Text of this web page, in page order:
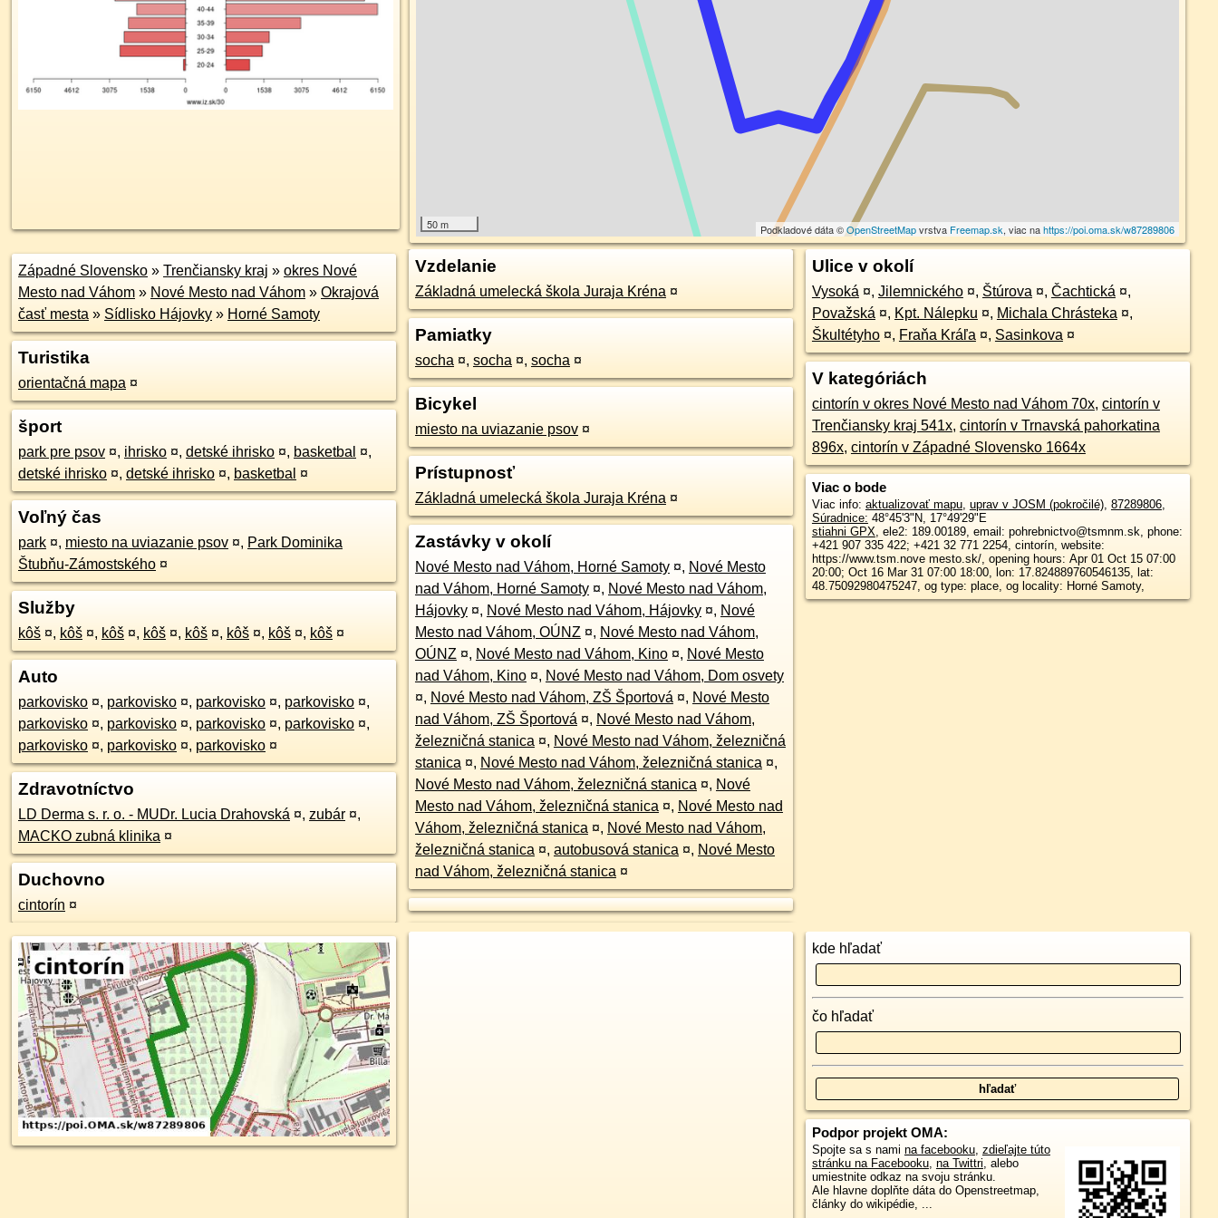
50 m Podkladové dáta ©OpenStreetMapvrstva Freemap.sk, viac nahttps://poi.oma.sk/w87289806
Západné Slovensko » Trenčiansky kraj » okres Nové
Mesto nad Váhom » Nové Mesto nad Váhom » Okrajová
časť mesta » Sídlisko Hájovky » Horné Samoty
Turistika
orientačná mapa ¤
šport
park pre psov ¤, ihrisko ¤, detské ihrisko ¤, basketbal ¤,
detské ihrisko ¤, detské ihrisko ¤, basketbal ¤
Voľný čas
park ¤, miesto na uviazanie psov ¤, Park Dominika
Štubňu-Zámostského ¤
Služby
kôš ¤, kôš ¤, kôš ¤, kôš ¤, kôš ¤, kôš ¤, kôš ¤, kôš ¤
Auto
parkovisko ¤, parkovisko ¤, parkovisko ¤, parkovisko ¤,
parkovisko ¤, parkovisko ¤, parkovisko ¤, parkovisko ¤,
parkovisko ¤, parkovisko ¤, parkovisko ¤
Zdravotníctvo
LD Derma s. r. o. - MUDr. Lucia Drahovská ¤, zubár ¤,
MACKO zubná klinika ¤
Duchovno
cintorín ¤
Vzdelanie
Základná umelecká škola Juraja Kréna ¤
Pamiatky
socha ¤, socha ¤, socha ¤
Bicykel
miesto na uviazanie psov ¤
Prístupnosť
Základná umelecká škola Juraja Kréna ¤
Zastávky v okolí
Nové Mesto nad Váhom, Horné Samoty ¤, Nové Mesto
nad Váhom, Horné Samoty ¤, Nové Mesto nad Váhom,
Hájovky ¤, Nové Mesto nad Váhom, Hájovky ¤, Nové
Mesto nad Váhom, OÚNZ ¤, Nové Mesto nad Váhom,
OÚNZ ¤, Nové Mesto nad Váhom, Kino ¤, Nové Mesto
nad Váhom, Kino ¤, Nové Mesto nad Váhom, Dom osvety
¤, Nové Mesto nad Váhom, ZŠ Športová ¤, Nové Mesto
nad Váhom, ZŠ Športová ¤, Nové Mesto nad Váhom,
železničná stanica ¤, Nové Mesto nad Váhom, železničná
stanica ¤, Nové Mesto nad Váhom, železničná stanica ¤,
Nové Mesto nad Váhom, železničná stanica ¤, Nové
Mesto nad Váhom, železničná stanica ¤, Nové Mesto nad
Váhom, železničná stanica ¤, Nové Mesto nad Váhom,
železničná stanica ¤, autobusová stanica ¤, Nové Mesto
nad Váhom, železničná stanica ¤
Ulice v okolí
Vysoká ¤, Jilemnického ¤, Štúrova ¤, Čachtická ¤,
Považská ¤, Kpt. Nálepku ¤, Michala Chrásteka ¤,
Škultétyho ¤, Fraňa Kráľa ¤, Sasinkova ¤
V kategóriách
cintorín v okres Nové Mesto nad Váhom 70x, cintorín v
Trenčiansky kraj 541x, cintorín v Trnavská pahorkatina
896x, cintorín v Západné Slovensko 1664x
Viac o bode
Viac info: aktualizovať mapu, uprav v JOSM (pokročilé), 87289806,
Súradnice: 48°45'3"N, 17°49'29"E
stiahni GPX, ele2: 189.00189, email: pohrebnictvo@tsmnm.sk, phone:
+421 907 335 422; +421 32 771 2254, cintorín, website:
https://www.tsm.nove mesto.sk/, opening hours: Apr 01 Oct 15 07:00
20:00; Oct 16 Mar 31 07:00 18:00, lon: 17.824889760546135, lat:
48.75092980475247, og type: place, og locality: Horné Samoty,
kde hľadať
čo hľadať
Podpor projekt OMA:
Spojte sa s nami na facebooku, zdieľajte túto
stránku na Facebooku, na Twittri, alebo
umiestnite odkaz na svoju stránku.
Ale hlavne doplňte dáta do Openstreetmap,
články do wikipédie, ...